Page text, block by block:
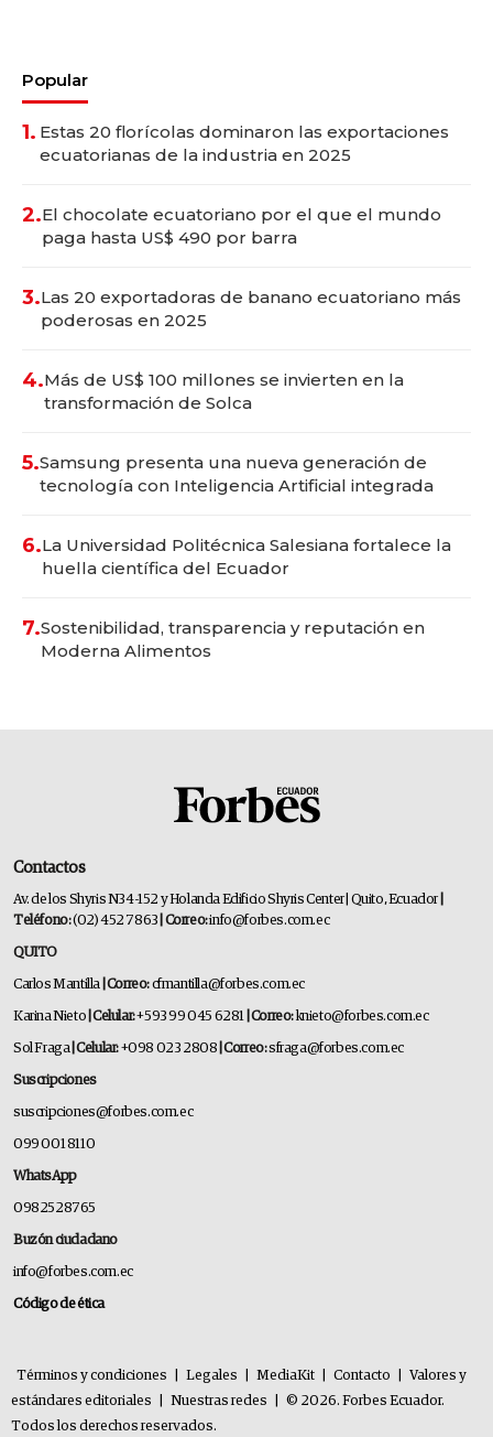
Popular
1. Estas 20 florícolas dominaron las exportaciones
ecuatorianas de la industria en 2025
2.El chocolate ecuatoriano por el que el mundo
paga hasta US$ 490 por barra
3.Las 20 exportadoras de banano ecuatoriano más
poderosas en 2025
4.Más de US$ 100 millones se invierten en la
transformación de Solca
5.Samsung presenta una nueva generación de
tecnología con Inteligencia Artificial integrada
6.La Universidad Politécnica Salesiana fortalece la
huella científica del Ecuador
7.Sostenibilidad, transparencia y reputación en
Moderna Alimentos
Contactos
Av. de los Shyris N34-152 y Holanda Edificio Shyris Center | Quito, Ecuador
Teléfono:(02) 452 7863 | Correo:info@forbes.com.ec
QUITO
Carlos Mantilla | Correo:cfmantilla@forbes.com.ec
Karina Nieto | Celular:+593 99 045 6281 | Correo:knieto@forbes.com.ec
Sol Fraga| Celular:+098 023 2808 | Correo:sfraga@forbes.com.ec
Suscripciones
suscripciones@forbes.com.ec
099 001 8110
WhatsApp
0982528765
Buzón ciudadano
info@forbes.com.ec
Código de ética
Términos y condiciones Legales MediaKit Contacto
Valores y
estándares editoriales
Nuestras redes
© 2026. Forbes Ecuador.
Todos los derechos reservados.